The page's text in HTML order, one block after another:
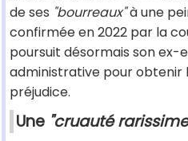
de ses "bourreaux"à une
confirmée en 2022 par la
poursuit désormais son
administrative pour obtenir
préjudice.
Une "cruauté